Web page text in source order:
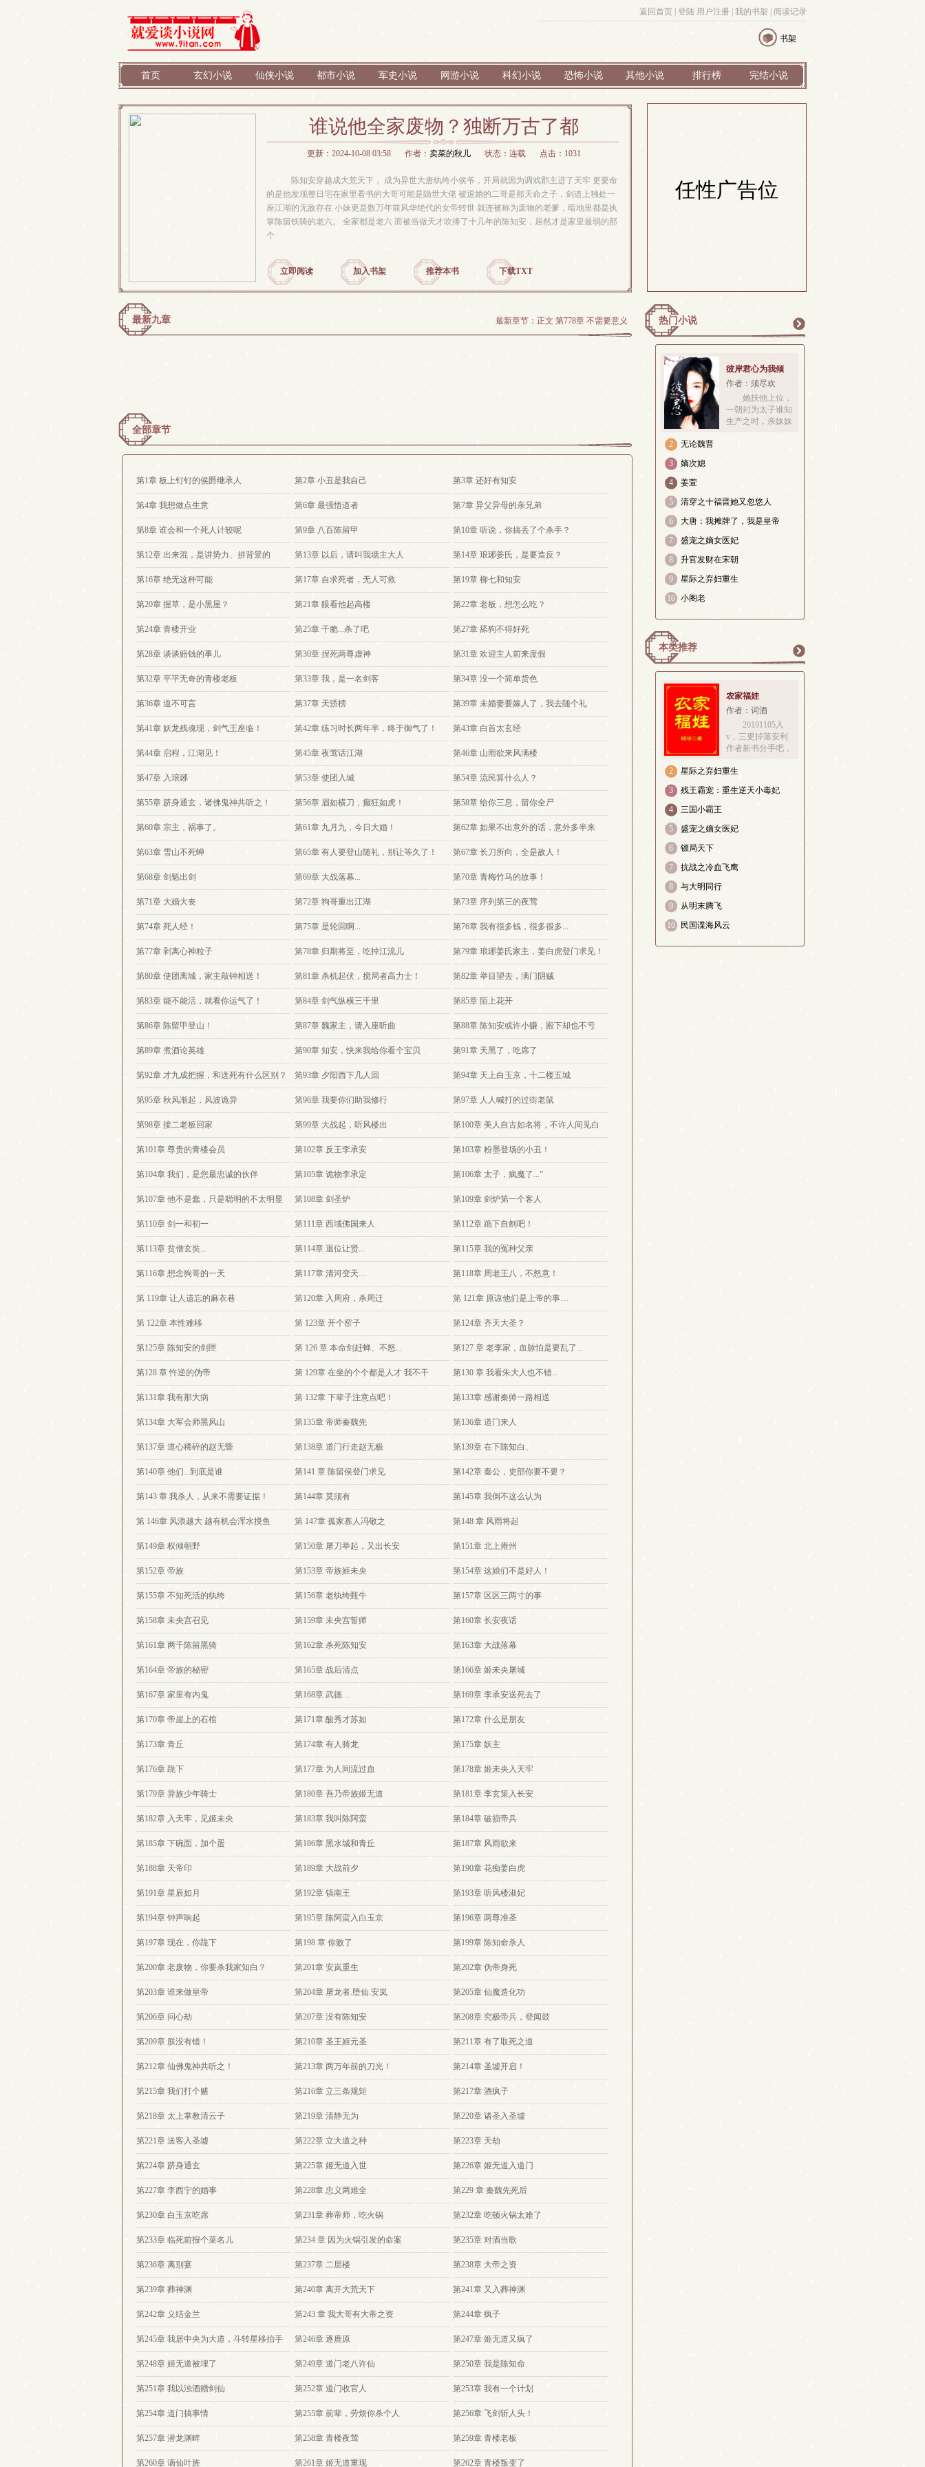
返回首页 登陆 用户注册 我的书架 阅读记录
书架
首页 玄幻小说 仙侠小说 都市小说 军史小说 网游小说 科幻小说 恐怖小说 其他小说 排行榜 完结小说
谁说他全家废物？独断万古了都
更新：2024-10-08 03:58 作者： 卖菜的秋儿 状态：连载 点击：1031
陈知安穿越成大荒天下， 成为异世大唐纨绔小侯爷，开局就因为调戏郡主进了天牢 更要命
的是他发现整日宅在家里看书的大哥可能是隐世大佬 被退婚的二哥是那天命之子，剑道上独处一
座江湖的无敌存在 小妹更是数万年前风华绝代的女帝转世 就连被称为废物的老爹，暗地里都是执
掌陈留铁骑的老六。 全家都是老六 而被当做天才吹捧了十几年的陈知安，居然才是家里最弱的那
个
立即阅读 加入书架 推荐本书 下载TXT
任性广告位
最新九章 最新章节： 正文 第778章 不需要意义
全部章节
第1章 板上钉钉的侯爵继承人 第2章 小丑是我自己 第3章 还好有知安
第4章 我想做点生意 第6章 最强悟道者 第7章 异父异母的亲兄弟
第8章 谁会和一个死人计较呢 第9章 八百陈留甲 第10章 听说，你搞丢了个杀手？
第12章 出来混，是讲势力、拼背景的 第13章 以后，请叫我塘主大人 第14章 琅琊姜氏，是要造反？
第16章 绝无这种可能 第17章 自求死者，无人可救 第19章 柳七和知安
第20章 握草，是小黑屋？ 第21章 眼看他起高楼 第22章 老板，想怎么吃？
第24章 青楼开业 第25章 干脆...杀了吧 第27章 舔狗不得好死
第28章 谈谈赔钱的事儿 第30章 捏死两尊虚神 第31章 欢迎主人前来度假
第32章 平平无奇的青楼老板 第33章 我，是一名剑客 第34章 没一个简单货色
第36章 道不可言 第37章 天骄榜 第39章 未婚妻要嫁人了，我去随个礼
第41章 妖龙残魂现，剑气王座临！ 第42章 练习时长两年半，终于御气了！ 第43章 白首太玄经
第44章 启程，江湖见！ 第45章 夜莺话江湖 第46章 山雨欲来风满楼
第47章 入琅琊 第53章 使团入城 第54章 流民算什么人？
第55章 跻身通玄，诸佛鬼神共听之！ 第56章 眉如横刀，癫狂如虎！ 第58章 给你三息，留你全尸
第60章 宗主，祸事了。 第61章 九月九，今日大婚！ 第62章 如果不出意外的话，意外多半来
了！
第63章 雪山不死蝉 第65章 有人要登山随礼，别让等久了！ 第67章 长刀所向，全是敌人！
第68章 剑魁出剑 第69章 大战落幕... 第70章 青梅竹马的故事！
第71章 大婚大丧 第72章 狗哥重出江湖 第73章 序列第三的夜莺
第74章 死人经！ 第75章 是轮回啊... 第76章 我有很多钱，很多很多...
第77章 剥离心神粒子 第78章 归期将至，吃掉江流儿 第79章 琅琊姜氏家主，姜白虎登门求见！
第80章 使团离城，家主敲钟相送！ 第81章 杀机起伏，搅局者高力士！ 第82章 举目望去，满门阴贼
第83章 能不能活，就看你运气了！ 第84章 剑气纵横三千里 第85章 陌上花开
第86章 陈留甲登山！ 第87章 魏家主，请入座听曲 第88章 陈知安或许小赚，殿下却也不亏
第89章 煮酒论英雄 第90章 知安，快来我给你看个宝贝 第91章 天黑了，吃席了
第92章 才九成把握，和送死有什么区别？ 第93章 夕阳西下几人回 第94章 天上白玉京，十二楼五城
第95章 秋风渐起，风波诡异 第96章 我要你们助我修行 第97章 人人喊打的过街老鼠
第98章 接二老板回家 第99章 大战起，听风楼出 第100章 美人自古如名将，不许人间见白
头。
第101章 尊贵的青楼会员 第102章 反王李承安 第103章 粉墨登场的小丑！
第104章 我们，是您最忠诚的伙伴 第105章 诡物李承定 第106章 太子，疯魔了...”
第107章 他不是蠢，只是聪明的不太明显 第108章 剑圣炉 第109章 剑炉第一个客人
第110章 剑一和初一 第111章 西域佛国来人 第112章 跪下自刎吧！
第113章 贫僧玄奘... 第114章 退位让贤... 第115章 我的冤种父亲
第116章 想念狗哥的一天 第117章 清河变天… 第118章 周老王八，不怒意！
第 119章 让人遗忘的麻衣巷 第120章 入周府，杀周迁 第 121章 原谅他们是上帝的事…
第 122章 本性难移 第 123章 开个窑子 第124章 齐天大圣？
第125章 陈知安的剑匣 第 126 章 本命剑赶蝉、不怒... 第127 章 老李家，血脉怕是要乱了...
第128 章 忤逆的伪帝 第 129章 在坐的个个都是人才 我不干 第130 章 我看朱大人也不错...
第131章 我有那大病 第 132章 下辈子注意点吧！ 第133章 感谢秦帅一路相送
第134章 大军会师黑风山 第135章 帝师秦魏先 第136章 道门来人
第137章 道心稀碎的赵无暨 第138章 道门行走赵无极 第139章 在下陈知白、
第140章 他们...到底是谁 第141 章 陈留侯登门求见 第142章 秦公，吏部你要不要？
第143 章 我杀人，从来不需要证据！ 第144章 莫须有 第145章 我倒不这么认为
第 146章 风浪越大 越有机会浑水摸鱼 第 147章 孤家寡人冯敬之 第148 章 风雨将起
第149章 权倾朝野 第150章 屠刀举起，又出长安 第151章 北上雍州
第152章 帝族 第153章 帝族姬未央 第154章 这娘们不是好人！
第155章 不知死活的纨绔 第156章 老纨绔甄牛 第157章 区区三两寸的事
第158章 未央宫召见 第159章 未央宫誓师 第160章 长安夜话
第161章 两千陈留黑骑 第162章 杀死陈知安 第163章 大战落幕
第164章 帝族的秘密 第165章 战后清点 第166章 姬未央屠城
第167章 家里有内鬼 第168章 武德… 第169章 李承安送死去了
第170章 帝崖上的石棺 第171章 酸秀才苏如 第172章 什么是朋友
第173章 青丘 第174章 有人骑龙 第175章 妖主
第176章 跪下 第177章 为人间流过血 第178章 姬未央入天牢
第179章 异族少年骑士 第180章 吾乃帝族姬无道 第181章 李玄策入长安
第182章 入天牢，见姬未央 第183章 我叫陈阿蛮 第184章 破损帝兵
第185章 下碗面，加个蛋 第186章 黑水城和青丘 第187章 风雨欲来
第188章 天帝印 第189章 大战前夕 第190章 花痴姜白虎
第191章 星辰如月 第192章 镇南王 第193章 听风楼淑妃
第194章 钟声响起 第195章 陈阿蛮入白玉京 第196章 两尊准圣
第197章 现在，你跪下 第198 章 你败了 第199章 陈知命杀人
第200章 老废物，你要杀我家知白？ 第201章 安岚重生 第202章 伪帝身死
第203章 谁来做皇帝 第204章 屠龙者.堕仙.安岚 第205章 仙魔造化功
第206章 问心劫 第207章 没有陈知安 第208章 究极帝兵，登闻鼓
第209章 朕没有错！ 第210章 圣王姬元圣 第211章 有了取死之道
第212章 仙佛鬼神共听之！ 第213章 两万年前的刀光！ 第214章 圣墟开启！
第215章 我们打个赌 第216章 立三条规矩 第217章 酒疯子
第218章 太上掌教清云子 第219章 清静无为 第220章 诸圣入圣墟
第221章 送客入圣墟 第222章 立大道之种 第223章 天劫
第224章 跻身通玄 第225章 姬无道入世 第226章 姬无道入道门
第227章 李西宁的婚事 第228章 忠义两难全 第229 章 秦魏先死后
第230章 白玉京吃席 第231章 葬帝师，吃火锅 第232章 吃顿火锅太难了
第233章 临死前报个菜名儿 第234 章 因为火锅引发的命案 第235章 对酒当歌
第236章 离别宴 第237章 二层楼 第238章 大帝之资
第239章 葬神渊 第240章 离开大荒天下 第241章 又入葬神渊
第242章 义结金兰 第243 章 我大哥有大帝之资 第244章 疯子
第245章 我居中央为大道，斗转星移抬手
间！
第246章 逐鹿原 第247章 姬无道又疯了
第248章 姬无道被埋了 第249章 道门老八许仙 第250章 我是陈知命
第251章 我以浊酒赠剑仙 第252章 道门收官人 第253章 我有一个计划
第254章 道门搞事情 第255章 前辈，劳烦你杀个人 第256章 飞剑斩人头！
第257章 潜龙渊畔 第258章 青楼夜莺 第259章 青楼老板
第260章 谪仙叶旌 第261章 姬无道重现 第262章 青楼叛变了
热门小说
彼岸君心为我倾
作者：须尽欢
她扶他上位，
一朝封为太子谁知
生产之时，亲妹妹
妹、踩贱男、扶母
族步步惊心、精巧
设计然而，在她决
定此生弃
2
无论魏晋
3
嫡次媳
4
姜萱
5
清穿之十福晋她又忽悠人
6
大唐：我摊牌了，我是皇帝
7
盛宠之嫡女医妃
8
升官发财在宋朝
9
星际之弃妇重生
10 小阁老
本类推荐
更
农家福娃
作者：词酒
20191105入
v，三更掉落安利
作者新书分手吧，
我要考哈佛专栏可
见大概是锦鲤图转
带着锦鲤胎记投胎
要强心地好，就是
2
星际之弃妇重生
3
残王霸宠：重生逆天小毒妃
4
三国小霸王
5
盛宠之嫡女医妃
6
镖局天下
7
抗战之冷血飞鹰
8
与大明同行
9
从明末腾飞
10
民国谍海风云